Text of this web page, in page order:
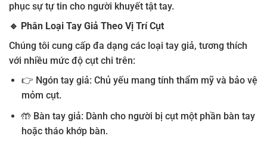
phục sự tự tin cho người khuyết tật tay.
🔹 Phân Loại Tay Giả Theo Vị Trí Cụt
Chúng tôi cung cấp đa dạng các loại tay giả, tương thích
với nhiều mức độ cụt chi trên:
👉 Ngón tay giả: Chủ yếu mang tính thẩm mỹ và bảo vệ
mỏm cụt.
🤲 Bàn tay giả: Dành cho người bị cụt một phần bàn tay
hoặc tháo khớp bàn.